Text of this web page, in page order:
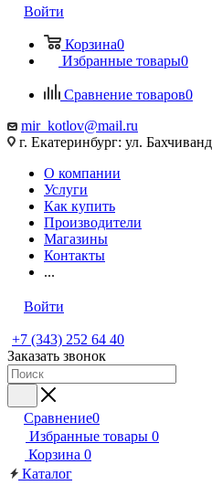
Войти
Корзина0
Избранные товары0
Сравнение товаров0
mir_kotlov@mail.ru
г. Екатеринбург: ул.
О компании
Услуги
Как купить
Производители
Магазины
Контакты
...
Войти
+7 (343) 252 64 40
Заказать звонок
Сравнение0
Избранные товары 0
Корзина 0
Каталог